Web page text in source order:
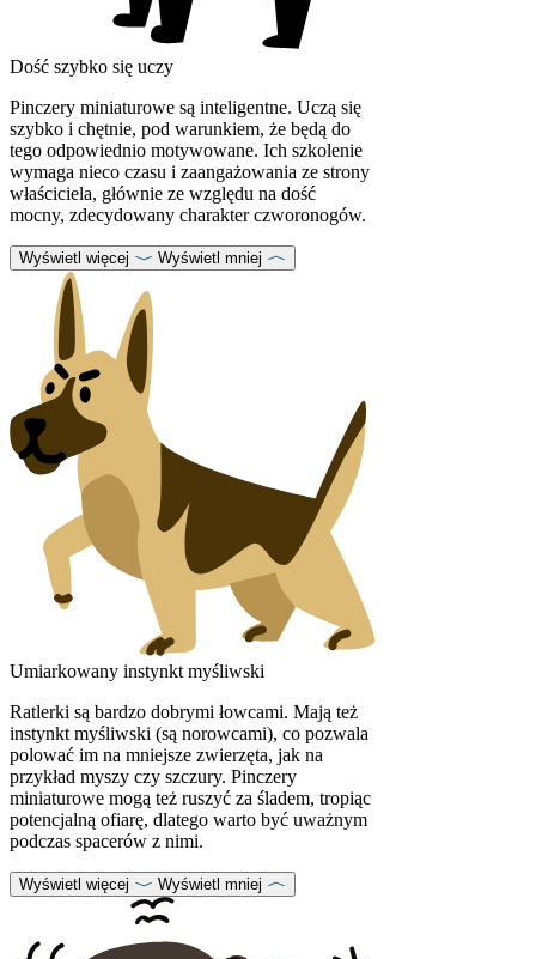
Dość szybko się uczy
Pinczery miniaturowe są inteligentne. Uczą się
szybko i chętnie, pod warunkiem, że będą do
tego odpowiednio motywowane. Ich szkolenie
wymaga nieco czasu i zaangażowania ze strony
właściciela, głównie ze względu na dość
mocny, zdecydowany charakter czworonogów.
Wyświetl więcej Wyświetl mniej
Umiarkowany instynkt myśliwski
Ratlerki są bardzo dobrymi łowcami. Mają też
instynkt myśliwski (są norowcami), co pozwala
polować im na mniejsze zwierzęta, jak na
przykład myszy czy szczury. Pinczery
miniaturowe mogą też ruszyć za śladem, tropiąc
potencjalną ofiarę, dlatego warto być uważnym
podczas spacerów z nimi.
Wyświetl więcej Wyświetl mniej